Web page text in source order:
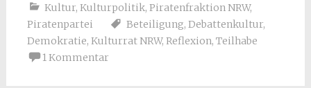
Kultur, Kulturpolitik, Piratenfraktion NRW,
Piratenpartei
Beteiligung, Debattenkultur,
Demokratie, Kulturrat NRW, Reflexion, Teilhabe
1 Kommentar